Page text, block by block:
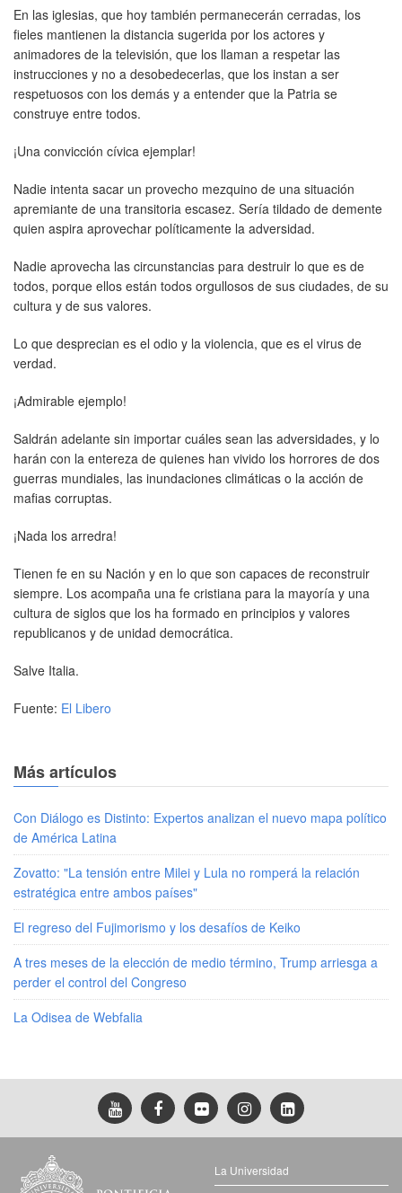
En las iglesias, que hoy también permanecerán cerradas, los
fieles mantienen la distancia sugerida por los actores y
animadores de la televisión, que los llaman a respetar las
instrucciones y no a desobedecerlas, que los instan a ser
respetuosos con los demás y a entender que la Patria se
construye entre todos.
¡Una convicción cívica ejemplar!
Nadie intenta sacar un provecho mezquino de una situación
apremiante de una transitoria escasez. Sería tildado de demente
quien aspira aprovechar políticamente la adversidad.
Nadie aprovecha las circunstancias para destruir lo que es de
todos, porque ellos están todos orgullosos de sus ciudades, de su
cultura y de sus valores.
Lo que desprecian es el odio y la violencia, que es el virus de
verdad.
¡Admirable ejemplo!
Saldrán adelante sin importar cuáles sean las adversidades, y lo
harán con la entereza de quienes han vivido los horrores de dos
guerras mundiales, las inundaciones climáticas o la acción de
mafias corruptas.
¡Nada los arredra!
Tienen fe en su Nación y en lo que son capaces de reconstruir
siempre. Los acompaña una fe cristiana para la mayoría y una
cultura de siglos que los ha formado en principios y valores
republicanos y de unidad democrática.
Salve Italia.
Fuente: El Libero
Más artículos
Con Diálogo es Distinto: Expertos analizan el nuevo mapa político
de América Latina
Zovatto: "La tensión entre Milei y Lula no romperá la relación
estratégica entre ambos países"
El regreso del Fujimorismo y los desafíos de Keiko
A tres meses de la elección de medio término, Trump arriesga a
perder el control del Congreso
La Odisea de Webfalia
La Universidad